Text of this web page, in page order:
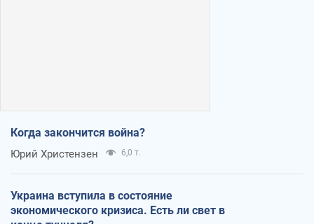
Когда закончится война?
Юрий Христензен 6,0 т.
Украина вступила в состояние
экономического кризиса. Есть ли свет в